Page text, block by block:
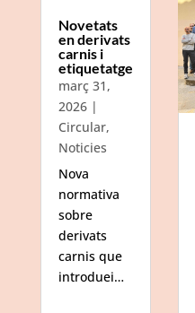
Novetats
en derivats
carnis i
etiquetatge
març 31,
2026|
Circular,
Noticies
Nova
normativa
sobre
derivats
carnis que
introduei…